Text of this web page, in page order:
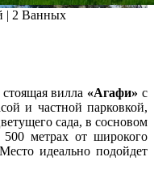
| 2 Ванных
вилла «Агафи» с
и частной парковкой,
сада, в сосновом
500 метрах от широкого
идеально подойдет